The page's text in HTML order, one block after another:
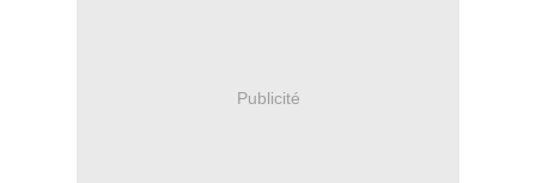
Publicité